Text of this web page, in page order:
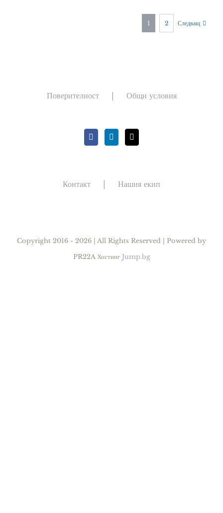
1 2 Следващ
Поверителност Общи условия
Контакт Нашия екип
Copyright 2016 - 2026 | All Rights Reserved | Powered by
PR22A Хостинг Jump.bg